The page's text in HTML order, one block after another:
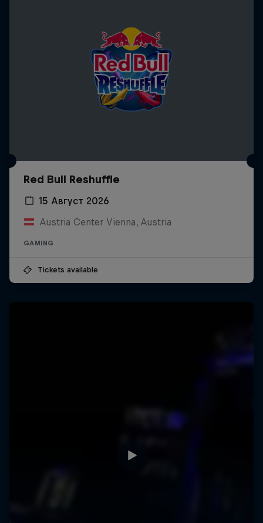
Red Bull Reshuffle
15 Август 2026
Austria Center Vienna, Austria
GAMING
Tickets available